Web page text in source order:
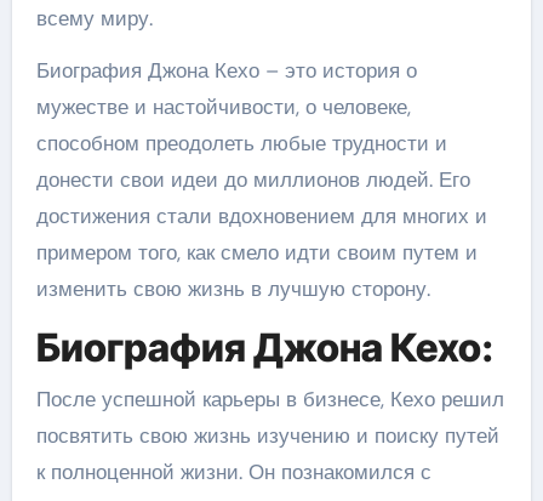
всему миру.
Биография Джона Кехо – это история о
мужестве и настойчивости, о человеке,
способном преодолеть любые трудности и
донести свои идеи до миллионов людей. Его
достижения стали вдохновением для многих и
примером того, как смело идти своим путем и
изменить свою жизнь в лучшую сторону.
Биография Джона Кехо:
После успешной карьеры в бизнесе, Кехо решил
посвятить свою жизнь изучению и поиску путей
к полноценной жизни. Он познакомился с